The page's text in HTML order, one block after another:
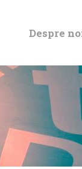
Despre